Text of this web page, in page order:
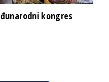
kongres